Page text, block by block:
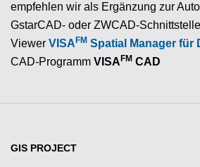
empfehlen wir als Ergänzung zur
GstarCAD- oder ZWCAD-
Viewer VISA FM Spatial Manager für
CAD-Programm VISA FM CAD
GIS PROJECT